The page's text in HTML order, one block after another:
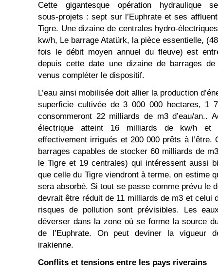
Cette gigantesque opération hydraulique
sous‑projets : sept sur l’Euphrate et ses
Tigre. Une dizaine de centrales
kw/h, Le barrage Atatürk, la pièce essentielle,
fois le débit moyen annuel du fleuve) est
depuis cette date une dizaine de barrages
venus compléter le dispositif.
L’eau ainsi mobilisée doit allier la production
superficie cultivée de 3 000 000 hectares, 1
consommeront 22 milliards de m3 d’eau/an..
électrique atteint 16 milliards de kw/h et
effectivement irrigués et 200 000 prêts à l’être.
barrages capables de stocker 60 milliards de
le Tigre et 19 centrales) qui intéressent aussi
que celle du Tigre viendront à terme, on estime
sera absorbé. Si tout se passe comme prévu le
devrait être réduit de 11 milliards de m3 et celui
risques de pollution sont prévisibles. Les
déverser dans la zone où se forme la source
de l’Euphrate. On peut deviner la vigueur
irakienne.
Conflits et tensions entre les pays riverains